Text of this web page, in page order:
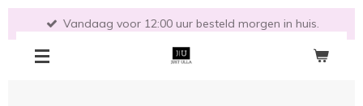
direct
Vandaag voor 12:00 uur besteld morgen in huis.